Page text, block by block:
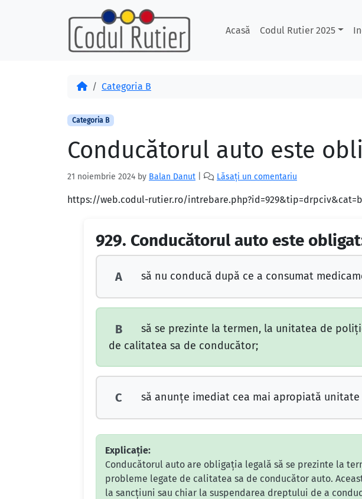
Acasă Codul Rutier 2025
AcasăCategoria B
Categoria B
Conducătorul auto este
21 noiembrie 2024 by Balan Danut Lăsați un comentariu
https://web.codul-rutier.ro/intrebare.php?id=929&tip=drpciv&cat=b
929. Conducătorul auto este
A să nu conducă după ce a consumat
B
să se prezinte la termen, la unitatea de
de calitatea sa de conducător;
C să anunţe imediat cea mai apropiată
Explicație:
Conducătorul auto are obligația legală să se prezinte la
probleme legate de calitatea sa de conducător auto.
la sancțiuni sau chiar la suspendarea dreptului de a